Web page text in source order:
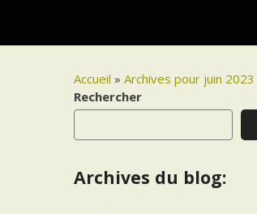
Accueil »Archives pour juin 2023
Rechercher
Archives du blog: